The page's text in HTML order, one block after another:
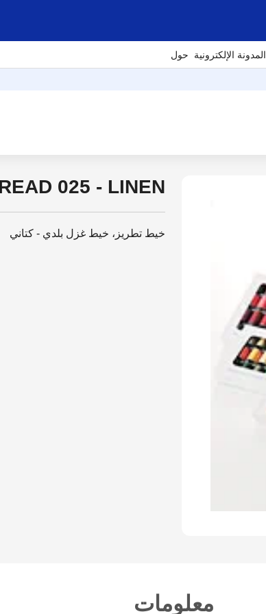
المدونة الإلكترونية حول
025 - LINEN
خيط تطريز، خيط غزل بلدي - كتاني
معلومات